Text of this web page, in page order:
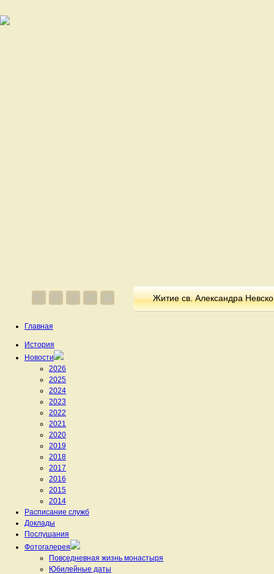
Житие св. Александра
Главная
История
Новости
2026
2025
2024
2023
2022
2021
2020
2019
2018
2017
2016
2015
2014
Расписание служб
Доклады
Послушания
Фотогалерея
Повседневная жизнь монастыря
Юбилейные даты